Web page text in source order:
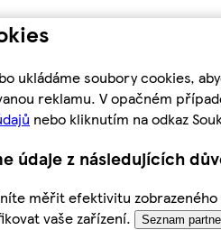
ukládáme soubory cookies,
reklamu. V opačném
nebo kliknutím na odkaz
údaje z následujících
měřit efektivitu
vaše zařízení.
Seznam